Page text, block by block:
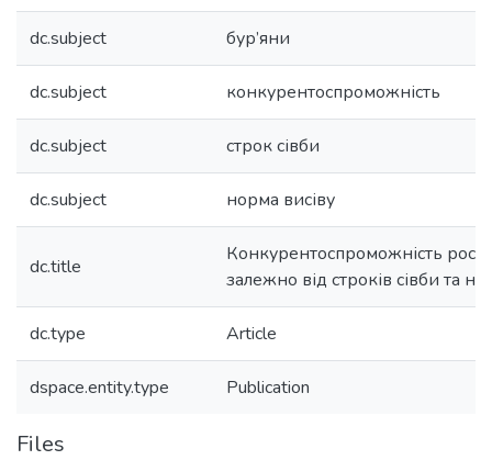
dc.subject бур’яни
dc.subject конкурентоспроможність
dc.subject строк сівби
dc.subject норма висіву
dc.title
Конкурентоспроможність
залежно від строків сівби та
dc.type Article
dspace.entity.type Publication
Files